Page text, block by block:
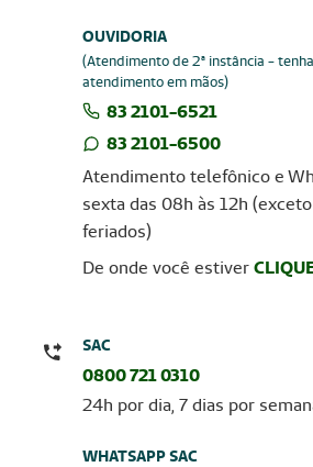
OUVIDORIA
(Atendimento de 2ª instância -
atendimento em mãos)
83 2101-6521
83 2101-6500
Atendimento telefônico e
sexta das 08h às 12h
feriados)
De onde você estiver
SAC
0800 721 0310
24h por dia, 7 dias por
WHATSAPP SAC